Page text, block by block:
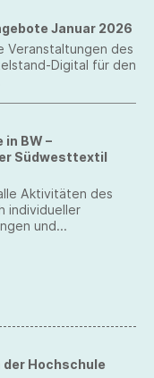
Januar 2026
Veranstaltungen des
Digital für den
BW –
Südwesttextil
Aktivitäten des
individueller
und
Hochschule